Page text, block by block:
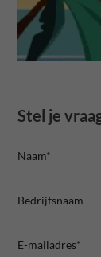
Stel je
Naam*
Bedrijfsnaam
E-mailadres*